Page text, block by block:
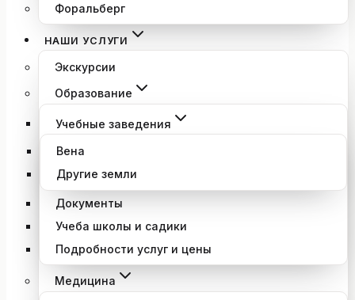
Форальберг
НАШИ УСЛУГИ
Экскурсии
Образование
Учебные заведения
Вена
Другие земли
Документы
Учеба школы и садики
Подробности услуг и цены
Медицина